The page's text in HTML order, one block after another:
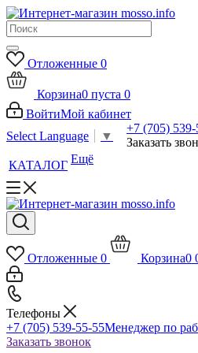
Отложенные 0
Корзина0 пуста 0
ВойтиМой кабинет
Select Language
▼
+7 (705)
Заказать
КАТАЛОГ Ещё
Отложенные 0 Корзина0
Телефоны
+7 (705) 539-55-55Менеджер по
Заказать звонок